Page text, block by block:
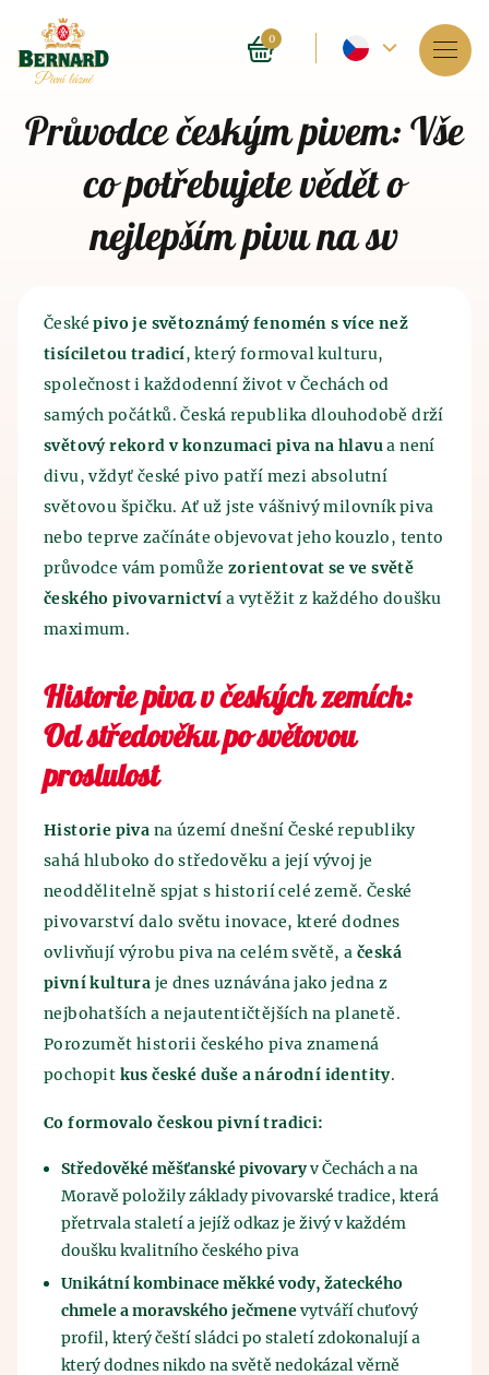
Aktuální
-
Český
0
Služby
O lázních
Rezervace
E-shop
BLOG
FAQ
Kontakt
Průvodce českým pivem: Vše
co potřebujete vědět o
nejlepším pivu na sv
Česképivo je světoznámý fenomén s více než
tisíciletou tradicí, který formoval kulturu,
společnost i každodenní život v Čechách od
samých počátků. Česká republika dlouhodobě drží
světový rekord v konzumaci piva na hlavua není
divu, vždyť české pivo patří mezi absolutní
světovou špičku. Ať už jste vášnivý milovník piva
nebo teprve začínáte objevovat jeho kouzlo, tento
průvodce vám pomůže zorientovat se ve světě
českého pivovarnictví a vytěžit z každého doušku
maximum.
Historie piva v českých zemích:
Od středověku po světovou
proslulost
Historie piva na území dnešní České republiky
sahá hluboko do středověku a její vývoj je
neoddělitelně spjat s historií celé země. České
pivovarství dalo světu inovace, které dodnes
ovlivňují výrobu piva na celém světě, a česká
pivní kultura je dnes uznávána jako jedna z
nejbohatších a nejautentičtějších na planetě.
Porozumět historii českého piva znamená
pochopit kus české duše a národní identity.
Co formovalo českou pivní tradici:
Středověké měšťanské pivovaryv Čechách a na
Moravě položily základy pivovarské tradice, která
přetrvala staletí a jejíž odkaz je živý v každém
doušku kvalitního českého piva
Unikátní kombinace měkké vody, žateckého
chmele a moravského ječmenevytváří chuťový
profil, který čeští sládci po staletí zdokonalují a
který dodnes nikdo na světě nedokázal věrně
Historie pivních lázní
Lázně jako takové byly provozovány před 4 tisíci
lety v Indii. Blahodárné účinky, které má lázeňství
na lidský organismus znali i staří Číňané a
Egypťané. Historie výroby piva sahá až do 7.
objevili staří Sumerové. Vypěstované obilí špatně
uskladnili a tím byl vynalezen princip kvašení.
Spojení piva a lázní je oficiálně známo z dob
středověku, kdy bylo z pramenů zjištěno tehdejší
Již v této době objevili preventivní účinky pivních
lázní a pivních koupelí.
Historie výroby pivaa sladu
Historie výroby piva sahá do 7. tisíciletí před naším
staří Sumerové. Právě metoda výroby piva započala
ve špatném skladování obilí, které pěstovali. Obilí
bylo skladováno v hliněných nádobách, do kterých
natekla voda a tím byl objeven princip kvašení.
Průběh výroby se po staletí nezměnil - vše začíná
mletím sladu a následným vařením piva. Mladina se
pivní polotovar se uloží do pivních tanků, kde pivo
leží a zraje. Po ležení a zrání piva následuje
křemelinová a mikrobiologická filtrace. Zde už
všichni milovníci piva jásají, neboť po těchto
procedurách se pivo stáčí a expeduje se.